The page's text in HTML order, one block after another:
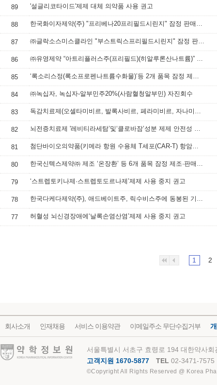
89 '설글리코타이드'제제 대체 의약품 사용 권고
88 한국화이자제약(주) "프리베나20프리필드시린지" 잠정 판매사용중지 조치
87 ㈜글락소스미스클라인 "부스트릭스프리필드시린지" 잠정 판매·사용 중지 조치
86 ㈜유영제약 “아트리플러스주(프리필드)(히알루론산나트륨)” 잠정 판매·사용 중지
85 ‘록소리스정(록소프로펜나트륨수화물)’등 2개 품목 잠정 제조·판매·사용 중지
84 ㈜녹십자, 녹십자-알부민주20%(사람혈청알부민) 자진회수
83 독감치료제(오셀타미비르, 발록사비르, 페라미비르, 자나미비르 성분 제제) 처방‧투여 시 주의사항
82 뇌전증치료제 '레비티라세탐’및‘클로바잠’성분 제제 안전성 정보
81 첨단바이오의약품(키메라 항원 수용체 T세포(CAR-T) 항암제) 안전성 정보
80 한국신텍스제약㈜ 제조 ‘온장환’ 등 6개 품목 잠정 제조·판매 중지 및 회수 조치
79 ‘스트렙토키나제·스트렙토도르나제’제제 사용 중지 권고
78 한국다케다제약(주), 애드베이트주, 릭수비스주에 동봉된 기구 교체 안내
77 허혈성 뇌신경장애에‘날록손염산염’제제 사용 중지 권고
1 2
회사소개 인재채용 서비스 이용약관 이메일주소 무단수집거부
약학정보원
서울특별시 서초구 효령로 194 대한약사
고객지원 1670-5877
TEL 02-3471-7575
©Copyright All Rights Reserved @ Korea